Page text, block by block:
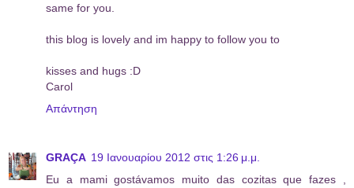
same for you.
this blog is lovely and im happy to follow you to
kisses and hugs :D
Carol
Απάντηση
GRAÇA 19 Ιανουαρίου 2012 στις 1:26 μ.μ.
Eu a mami gostávamos muito das cozitas que fazes ,